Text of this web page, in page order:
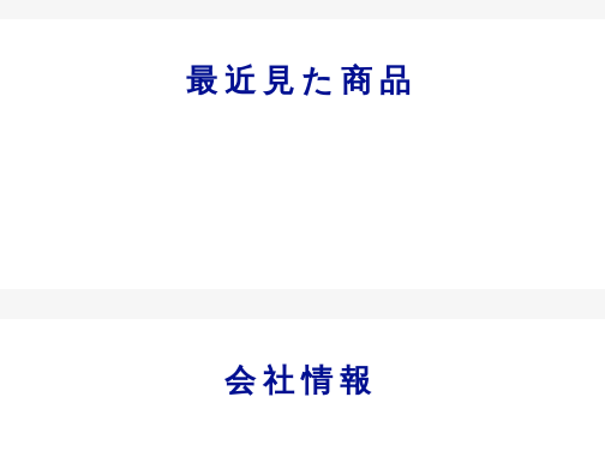
最近見た商品
会社情報